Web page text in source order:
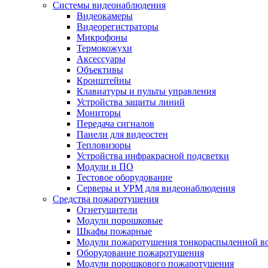
Системы видеонаблюдения
Видеокамеры
Видеорегистраторы
Микрофоны
Термокожухи
Аксессуары
Объективы
Кронштейны
Клавиатуры и пульты управления
Устройства защиты линий
Мониторы
Передача сигналов
Панели для видеостен
Тепловизоры
Устройства инфракрасной подсветки
Модули и ПО
Тестовое оборудование
Серверы и УРМ для видеонаблюдения
Средства пожаротушения
Огнетушители
Модули порошковые
Шкафы пожарные
Модули пожаротушения тонкораспыленной
Оборудование пожаротушения
Модули порошкового пожаротушения